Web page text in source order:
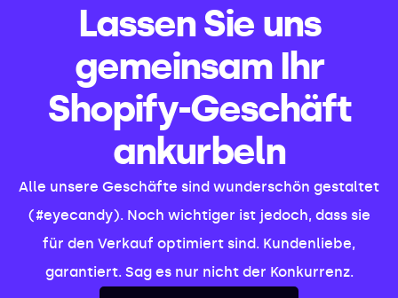
Lassen Sie uns
gemeinsam Ihr
Shopify-Geschäft
ankurbeln
Alle unsere Geschäfte sind wunderschön gestaltet
(#eyecandy). Noch wichtiger ist jedoch, dass sie
für den Verkauf optimiert sind. Kundenliebe,
garantiert. Sag es nur nicht der Konkurrenz.